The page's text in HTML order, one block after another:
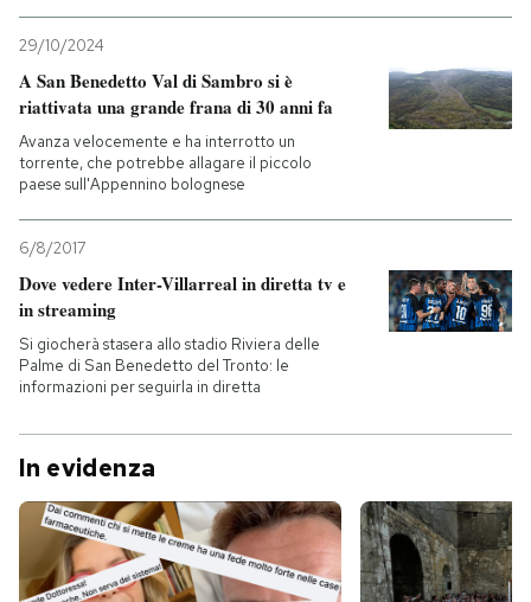
29/10/2024
A San Benedetto Val di Sambro si è
riattivata una grande frana di 30 anni fa
Avanza velocemente e ha interrotto un
torrente, che potrebbe allagare il piccolo
paese sull'Appennino bolognese
6/8/2017
Dove vedere Inter-Villarreal in diretta tv e
in streaming
Si giocherà stasera allo stadio Riviera delle
Palme di San Benedetto del Tronto: le
informazioni per seguirla in diretta
In evidenza